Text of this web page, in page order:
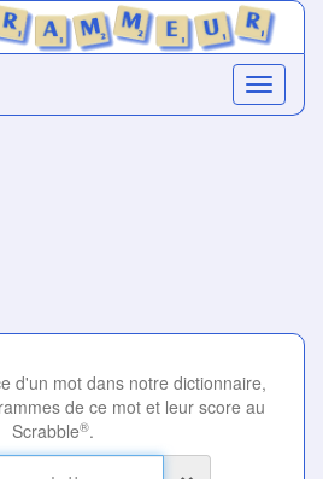
d'un mot dans notre dictionnaire,
de ce mot et leur score au
Scrabble®.